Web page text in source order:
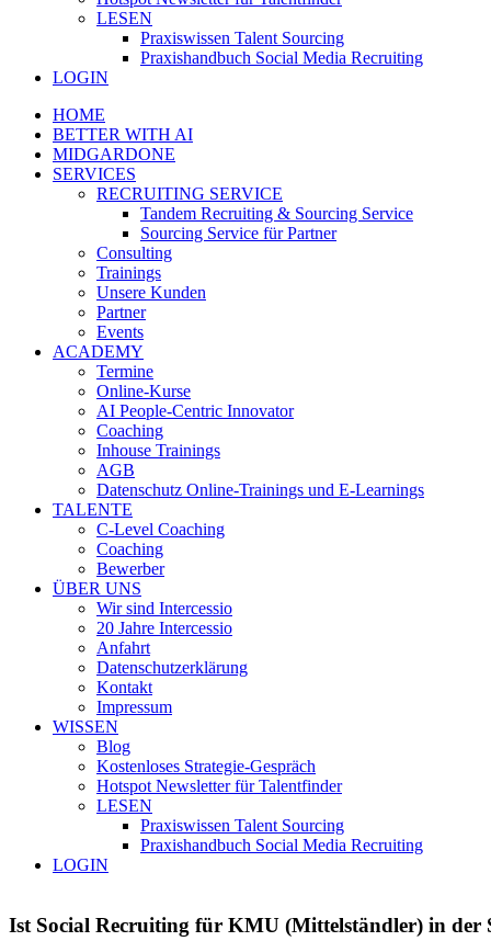
LESEN
Praxiswissen Talent Sourcing
Praxishandbuch Social Media Recruiting
LOGIN
HOME
BETTER WITH AI
MIDGARDONE
SERVICES
RECRUITING SERVICE
Tandem Recruiting & Sourcing Service
Sourcing Service für Partner
Consulting
Trainings
Unsere Kunden
Partner
Events
ACADEMY
Termine
Online-Kurse
AI People-Centric Innovator
Coaching
Inhouse Trainings
AGB
Datenschutz Online-Trainings und E-Learnings
TALENTE
C-Level Coaching
Coaching
Bewerber
ÜBER UNS
Wir sind Intercessio
20 Jahre Intercessio
Anfahrt
Datenschutzerklärung
Kontakt
Impressum
WISSEN
Blog
Kostenloses Strategie-Gespräch
Hotspot Newsletter für Talentfinder
LESEN
Praxiswissen Talent Sourcing
Praxishandbuch Social Media Recruiting
LOGIN
Ist Social Recruiting für KMU (Mittelständler) in der